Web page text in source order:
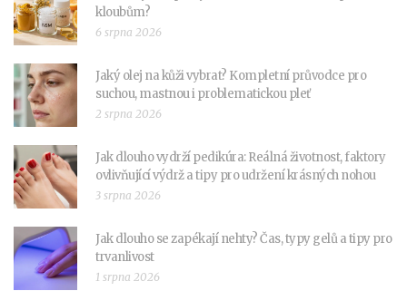
kloubům?
6 srpna 2026
Jaký olej na kůži vybrat? Kompletní průvodce pro
suchou, mastnou i problematickou pleť
2 srpna 2026
Jak dlouho vydrží pedikúra: Reálná životnost, faktory
ovlivňující výdrž a tipy pro udržení krásných nohou
3 srpna 2026
Jak dlouho se zapékají nehty? Čas, typy gelů a tipy pro
trvanlivost
1 srpna 2026